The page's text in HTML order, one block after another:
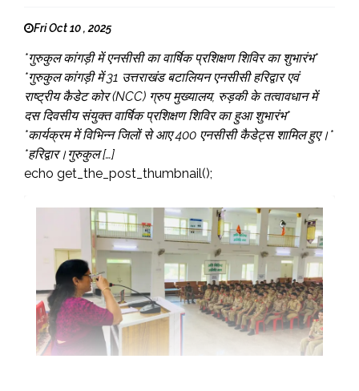
Fri Oct 10 , 2025
*गुरुकुल कांगड़ी में एनसीसी का वार्षिक प्रशिक्षण शिविर का शुभारंभ*
*गुरुकुल कांगड़ी में 31 उत्तराखंड बटालियन एनसीसी हरिद्वार एवं
राष्ट्रीय कैडेट कोर (NCC) ग्रुप मुख्यालय, रुड़की के तत्वावधान में
दस दिवसीय संयुक्त वार्षिक प्रशिक्षण शिविर का हुआ शुभारंभ*
*कार्यक्रम में विभिन्न जिलों से आए 400 एनसीसी कैडेट्स शामिल हुए।*
*हरिद्वार।गुरुकुल […]
echo get_the_post_thumbnail();